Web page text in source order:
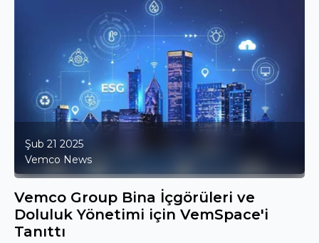
Şub 21 2025
Vemco News
Vemco Group Bina İçgörüleri ve
Doluluk Yönetimi için VemSpace'i
Tanıttı